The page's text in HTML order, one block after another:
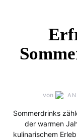
von
Sommerdrinks
der warmen
kulinarischem